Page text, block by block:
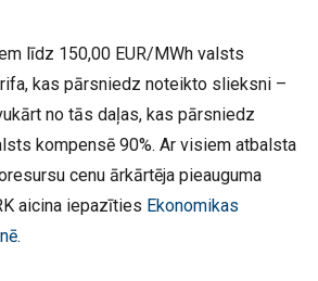
līdz 150,00 EUR/MWh valsts
kas pārsniedz noteikto slieksni –
no tās daļas, kas pārsniedz
kompensē 90%. Ar visiem atbalsta
cenu ārkārtēja pieauguma
aicina iepazīties Ekonomikas
.